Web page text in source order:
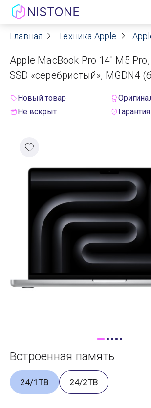
Акции
О нас
Договор оферты
Контакты
Гарантия
Оплата
Самовывоз
Главная Техника Apple
Apple MacBook Pro 14" M5
SSD «серебристый», MGDN4
Новый товар
Не вскрыт
Встроенная память
24/1TB 24/2TB